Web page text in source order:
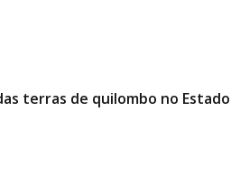
terras de quilombo no Estado